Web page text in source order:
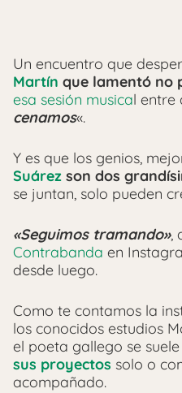
Un encuentro que
Martín que lamentó no
esa sesión musical entre
cenamos«.
Y es que los genios,
Suárez son dos
se juntan, solo pueden
«Seguimos tramando»,
Contrabanda en
desde luego.
Como te contamos la
los conocidos estudios
el poeta gallego se
sus proyectos solo o
acompañado.